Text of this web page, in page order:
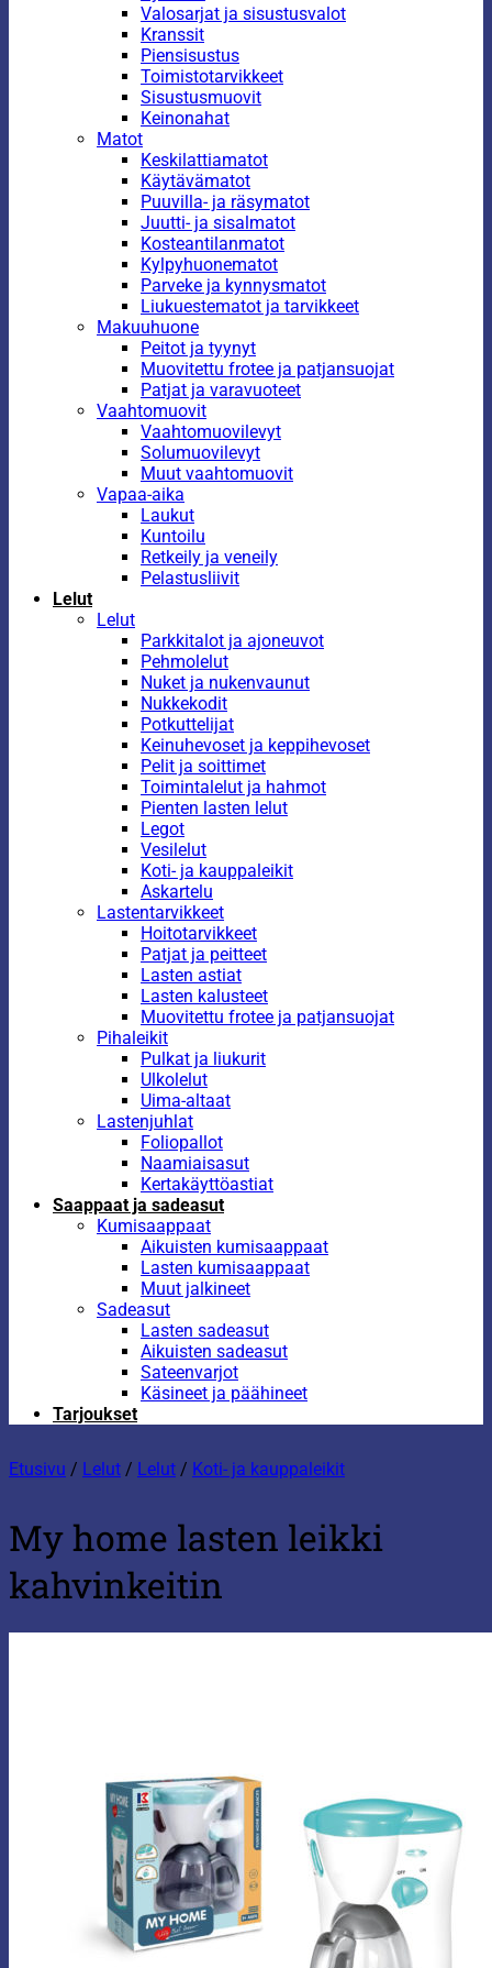
Valosarjat ja sisustusvalot
Kranssit
Piensisustus
Toimistotarvikkeet
Sisustusmuovit
Keinonahat
Matot
Keskilattiamatot
Käytävämatot
Puuvilla- ja räsymatot
Juutti- ja sisalmatot
Kosteantilanmatot
Kylpyhuonematot
Parveke ja kynnysmatot
Liukuestematot ja tarvikkeet
Makuuhuone
Peitot ja tyynyt
Muovitettu frotee ja patjansuojat
Patjat ja varavuoteet
Vaahtomuovit
Vaahtomuovilevyt
Solumuovilevyt
Muut vaahtomuovit
Vapaa-aika
Laukut
Kuntoilu
Retkeily ja veneily
Pelastusliivit
Lelut
Lelut
Parkkitalot ja ajoneuvot
Pehmolelut
Nuket ja nukenvaunut
Nukkekodit
Potkuttelijat
Keinuhevoset ja keppihevoset
Pelit ja soittimet
Toimintalelut ja hahmot
Pienten lasten lelut
Legot
Vesilelut
Koti- ja kauppaleikit
Askartelu
Lastentarvikkeet
Hoitotarvikkeet
Patjat ja peitteet
Lasten astiat
Lasten kalusteet
Muovitettu frotee ja patjansuojat
Pihaleikit
Pulkat ja liukurit
Ulkolelut
Uima-altaat
Lastenjuhlat
Foliopallot
Naamiaisasut
Kertakäyttöastiat
Saappaat ja sadeasut
Kumisaappaat
Aikuisten kumisaappaat
Lasten kumisaappaat
Muut jalkineet
Sadeasut
Lasten sadeasut
Aikuisten sadeasut
Sateenvarjot
Käsineet ja päähineet
Tarjoukset
Etusivu / Lelut / Lelut / Koti- ja kauppaleikit
My home lasten leikki
kahvinkeitin